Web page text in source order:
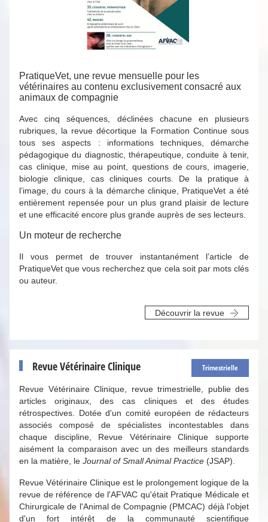
PratiqueVet, une revue mensuelle pour les
vétérinaires au contenu exclusivement consacré aux
animaux de compagnie
Avec cinq séquences, déclinées chacune en plusieurs
rubriques, la revue décortique la Formation Continue sous
tous ses aspects : informations techniques, démarche
pédagogique du diagnostic, thérapeutique, conduite à tenir,
cas clinique, mise au point, questions de cours, imagerie,
biologie clinique, cas cliniques courts. De la pratique à
l’image, du cours à la démarche clinique, PratiqueVet a été
entièrement repensée pour un plus grand plaisir de lecture
et une efficacité encore plus grande auprès de ses lecteurs.
Un moteur de recherche
Il vous permet de trouver instantanément l’article de
PratiqueVet que vous recherchez que cela soit par mots clés
ou auteur.
Découvrir la revue
Revue Vétérinaire Clinique Trimestrielle
Revue Vétérinaire Clinique, revue trimestrielle, publie des
articles originaux, des cas cliniques et des études
rétrospectives. Dotée d'un comité européen de rédacteurs
associés composé de spécialistes incontestables dans
chaque discipline, Revue Vétérinaire Clinique supporte
aisément la comparaison avec un des meilleurs standards
en la matière, le Journal of Small Animal Practice (JSAP).
Revue Vétérinaire Clinique est le prolongement logique de la
revue de référence de l'AFVAC qu'était Pratique Médicale et
Chirurgicale de l'Animal de Compagnie (PMCAC) déjà l'objet
d'un fort intérêt de la communauté scientifique